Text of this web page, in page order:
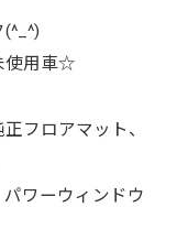
使用車☆
フロアマット、
ワーウィンドウ